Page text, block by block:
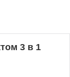
3 в 1